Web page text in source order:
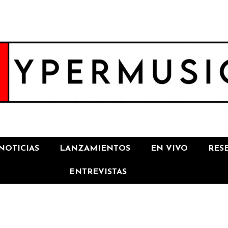
LANZAMIENTOS EN VIVO
ENTREVISTAS